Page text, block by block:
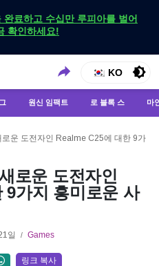
완료하고 수십만 루피아를 벌어
확인하세요!
뉴스
에서만 최신 게임 뉴스 받기
KO
원신 임팩트 로 블록 스 마
로운 도전자인 Realme C25에 대한 9가
로운 도전자인
9가지 흥미로운 사
일 / Games
링크 복사